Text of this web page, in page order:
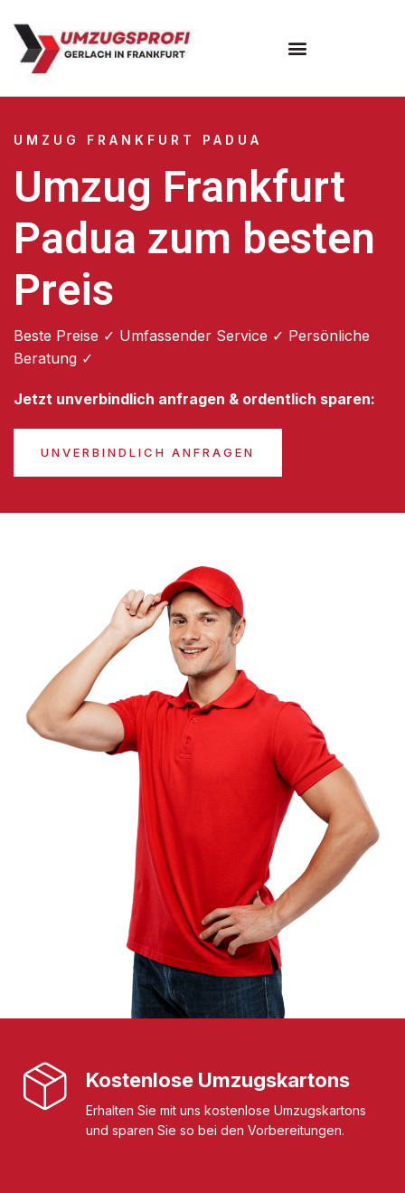
UMZUG FRANKFURT PADUA
Umzug Frankfurt
Padua zum besten
Preis
Beste Preise ✓ Umfassender Service ✓ Persönliche
Beratung ✓
Jetzt unverbindlich anfragen & ordentlich sparen:
UNVERBINDLICH ANFRAGEN
Kostenlose Umzugskartons
Erhalten Sie mit uns kostenlose Umzugskartons
und sparen Sie so bei den Vorbereitungen.